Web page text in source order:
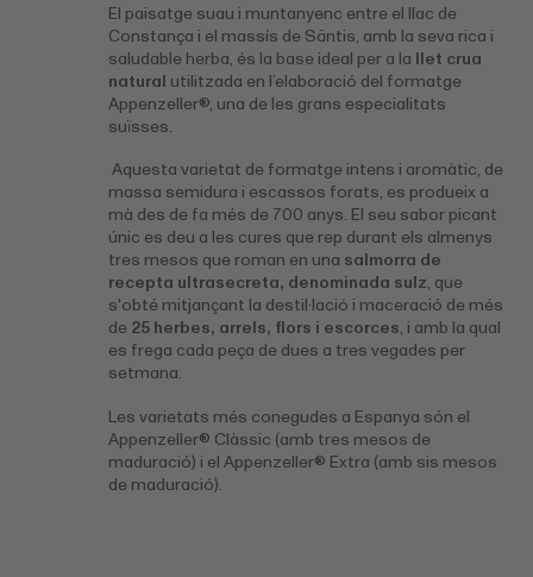
El paisatge suau i muntanyenc entre el llac de
Constança i el massís de Säntis, amb la seva rica i
saludable herba, és la base ideal per a la llet crua
natural utilitzada en l’elaboració del formatge
Appenzeller®, una de les grans especialitats
suïsses.
Aquesta varietat de formatge intens i aromàtic, de
massa semidura i escassos forats, es produeix a
mà des de fa més de 700 anys. El seu sabor picant
únic es deu a les cures que rep durant els almenys
tres mesos que roman en una salmorra de
recepta ultrasecreta, denominada sulz, que
s'obté mitjançant la destil·lació i maceració de més
de 25 herbes, arrels, flors i escorces, i amb la qual
es frega cada peça de dues a tres vegades per
setmana.
Les varietats més conegudes a Espanya són el
Appenzeller® Clàssic (amb tres mesos de
maduració) i el Appenzeller® Extra (amb sis mesos
de maduració).